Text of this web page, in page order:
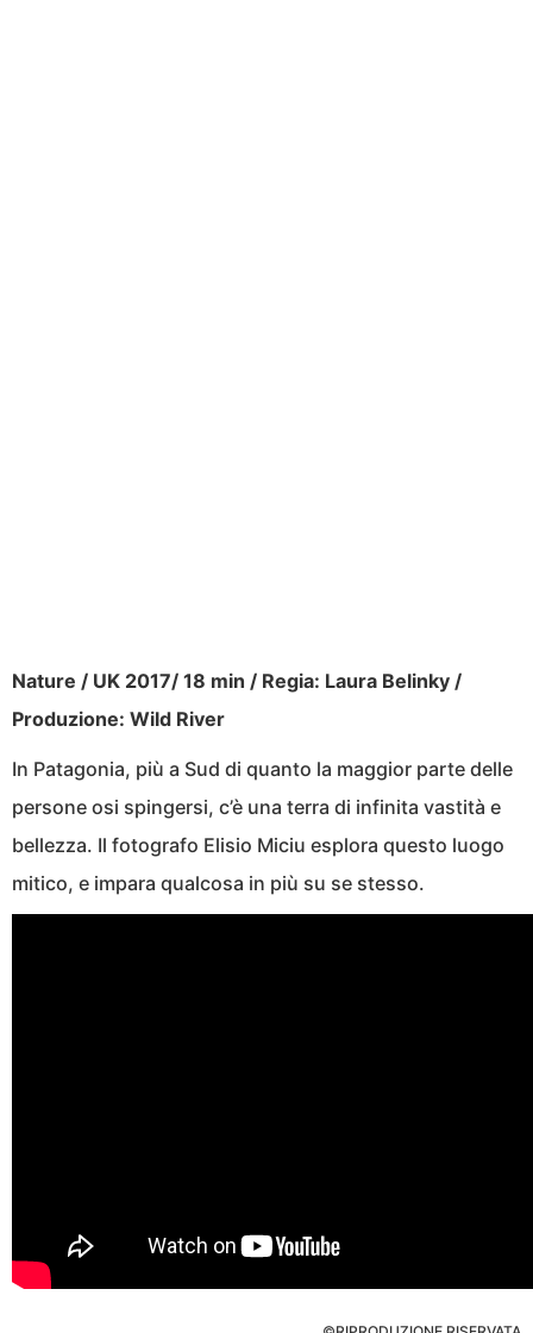
Nature / UK 2017/ 18 min / Regia: Laura Belinky /
Produzione: Wild River
In Patagonia, più a Sud di quanto la maggior parte delle
persone osi spingersi, c’è una terra di infinita vastità e
bellezza. Il fotografo Elisio Miciu esplora questo luogo
mitico, e impara qualcosa in più su se stesso.